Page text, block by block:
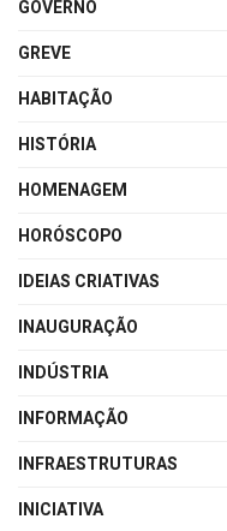
GOVERNO
GREVE
HABITAÇÃO
HISTÓRIA
HOMENAGEM
HORÓSCOPO
IDEIAS CRIATIVAS
INAUGURAÇÃO
INDÚSTRIA
INFORMAÇÃO
INFRAESTRUTURAS
INICIATIVA